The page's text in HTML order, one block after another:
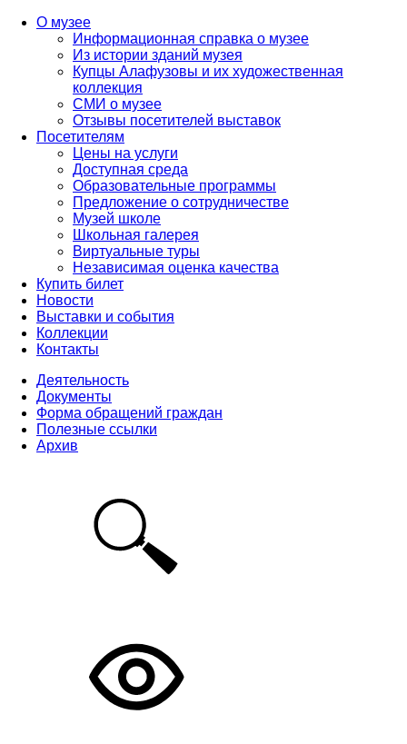
О музее
Информационная справка о музее
Из истории зданий музея
Купцы Алафузовы и их художественная
коллекция
СМИ о музее
Отзывы посетителей выставок
Посетителям
Цены на услуги
Доступная среда
Образовательные программы
Предложение о сотрудничестве
Музей школе
Школьная галерея
Виртуальные туры
Независимая оценка качества
Купить билет
Новости
Выставки и события
Коллекции
Контакты
Деятельность
Документы
Форма обращений граждан
Полезные ссылки
Архив